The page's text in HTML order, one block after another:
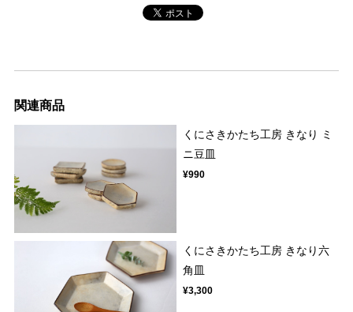
関連商品
くにさきかたち工房 きなり ミ
ニ豆皿
¥990
くにさきかたち工房 きなり六
角皿
¥3,300